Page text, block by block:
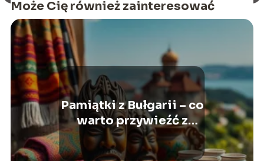
Może Cię również zainteresować
Pamiątki z Bułgarii – co
warto przywieźć z
wakacji?